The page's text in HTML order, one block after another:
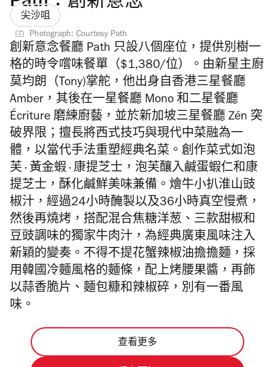
尖沙咀
Photograph: Courtesy Path
創新意念餐廳 Path 只設八個座位，提供別樹一
格的時令嚐味餐單（$1,380/位）。由新星主廚
莫均朗（Tony)掌舵，他出身自香港三星餐廳
Amber，其後在一星餐廳 Mono 和二星餐廳
Écriture 磨練廚藝，並於新加坡三星餐廳 Zén 突
破界限；擅長將西式技巧與現代中菜融為一
體，以當代手法重塑經典名菜。創作菜式如泡
芙 · 黃金蝦 · 康提芝士，泡芙釀入鹹蛋蝦仁和康
提芝士，酥化鹹鮮美味兼備。燴牛小扒淮山豉
椒汁，經過24小時醃製以及36小時真空慢煮，
然後再燒烤，搭配混合焦糖洋葱、三款甜椒和
豆豉調味的獨家牛肉汁，為經典廣東風味注入
新穎的變奏。不得不提花蟹辣椒油擔擔麵，採
用韓國冷麵風格的麵條，配上烤腰果醬，再飾
以蒜香脆片、麵包糠和辣椒碎，別有一番風
味。
查看更多